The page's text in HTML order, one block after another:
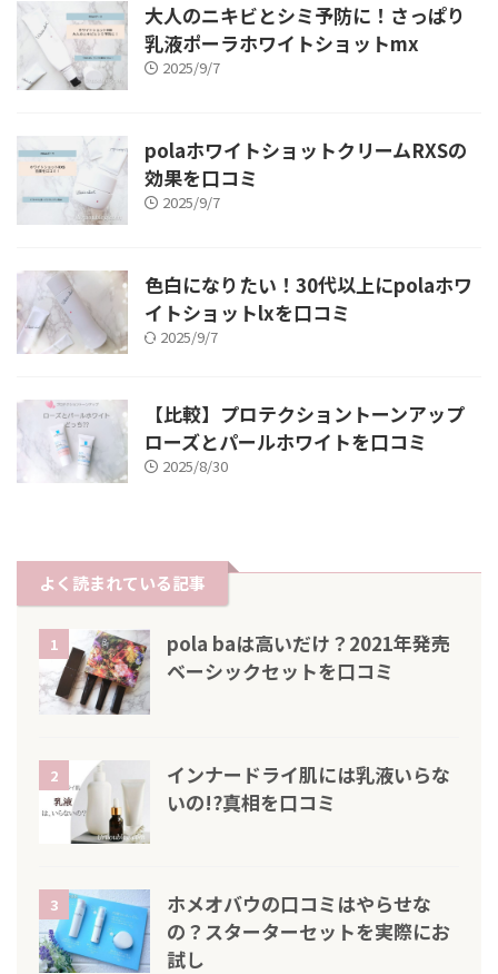
大人のニキビとシミ予防に！さっぱり
乳液ポーラホワイトショットmx
2025/9/7
polaホワイトショットクリームRXSの
効果を口コミ
2025/9/7
色白になりたい！30代以上にpolaホワ
イトショットlxを口コミ
2025/9/7
【比較】プロテクショントーンアップ
ローズとパールホワイトを口コミ
2025/8/30
よく読まれている記事
1
pola baは高いだけ？2021年発売
ベーシックセットを口コミ
2
インナードライ肌には乳液いらな
いの!?真相を口コミ
3
ホメオバウの口コミはやらせな
の？スターターセットを実際にお
試し